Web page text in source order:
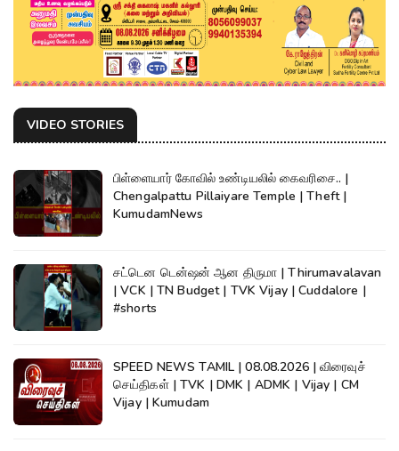
VIDEO STORIES
பிள்ளையார் கோவில் உண்டியலில் கைவரிசை.. |
Chengalpattu Pillaiyare Temple | Theft |
KumudamNews
சட்டென டென்ஷன் ஆன திருமா | Thirumavalavan
| VCK | TN Budget | TVK Vijay | Cuddalore |
#shorts
SPEED NEWS TAMIL | 08.08.2026 | விரைவுச்
செய்திகள் | TVK | DMK | ADMK | Vijay | CM
Vijay | Kumudam